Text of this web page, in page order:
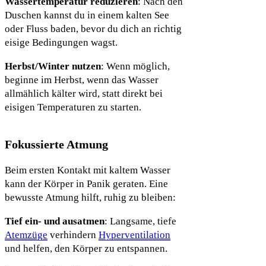
Duschen kannst du in einem kalten See
oder Fluss baden, bevor du dich an richtig
eisige Bedingungen wagst.
Herbst/Winter nutzen: Wenn möglich,
beginne im Herbst, wenn das Wasser
allmählich kälter wird, statt direkt bei
eisigen Temperaturen zu starten.
Fokussierte Atmung
Beim ersten Kontakt mit kaltem Wasser
kann der Körper in Panik geraten. Eine
bewusste Atmung hilft, ruhig zu bleiben:
Tief ein- und ausatmen: Langsame, tiefe
Atemzüge verhindern Hyperventilation
und helfen, den Körper zu entspannen.